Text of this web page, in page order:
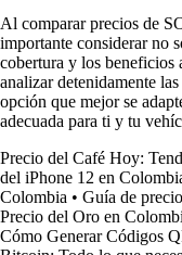
Al comparar precios de
importante considerar no
cobertura y los beneficios
analizar detenidamente
opción que mejor se
adecuada para ti y tu
Precio del Café Hoy:
del iPhone 12 en
Colombia • Guía de
Precio del Oro en
Cómo Generar Códigos